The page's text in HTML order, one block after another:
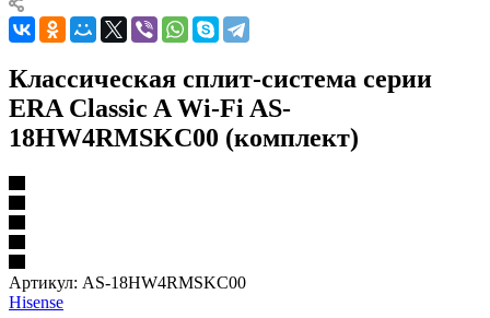
Классическая сплит-система серии
ERA Classic A Wi-Fi AS-
18HW4RMSKC00 (комплект)
Артикул: AS-18HW4RMSKC00
Hisense